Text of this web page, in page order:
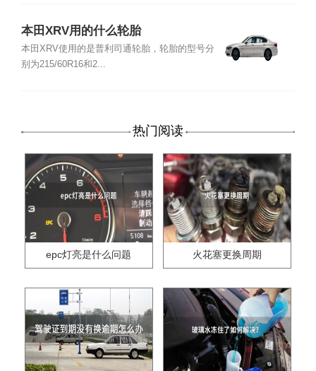
本田XRV用的什么轮胎
本田XRV使用的是普利司通轮胎，轮胎的型号分
别为215/60R16和2...
热门阅读
epc灯亮是什么问题 火花塞更换周期